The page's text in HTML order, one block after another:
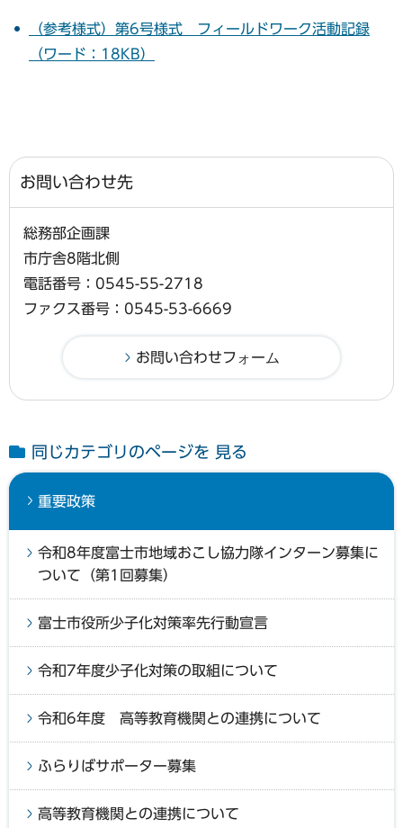
（参考様式）第6号様式 フィールドワーク活動記録
（ワード：18KB）
お問い合わせ先
総務部企画課
市庁舎8階北側
電話番号：0545-55-2718
ファクス番号：0545-53-6669
同じカテゴリのページを 見る
重要政策
令和8年度富士市地域おこし協力隊インターン募集に
ついて（第1回募集）
富士市役所少子化対策率先行動宣言
令和7年度少子化対策の取組について
令和6年度 高等教育機関との連携について
ふらりばサポーター募集
高等教育機関との連携について